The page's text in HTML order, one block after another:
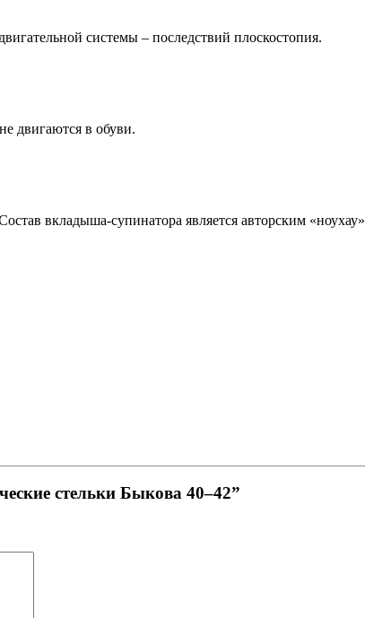
системы – последствий плоскостопия.
двигаются в обуви.
вкладыша-супинатора является авторским «ноу­хау»
стельки Быкова 40–42”